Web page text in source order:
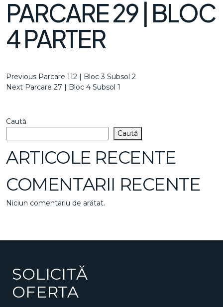
PARCARE 29 | BLOC
4 PARTER
NAVIGARE
ARTICOLE
Previous
Post
Previous Parcare 112 | Bloc 3 Subsol 2
Next
Next Parcare 27 | Bloc 4 Subsol 1
Caută
Caută
ARTICOLE RECENTE
COMENTARII RECENTE
Niciun comentariu de arătat.
SOLICITĂ
OFERTA